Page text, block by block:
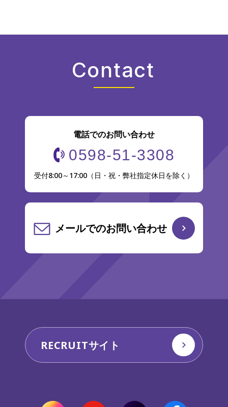
Contact
電話でのお問い合わせ
0598-51-3308
受付8:00～17:00（日・祝・弊社指定休日を除く）
メールでのお問い合わせ
RECRUITサイト